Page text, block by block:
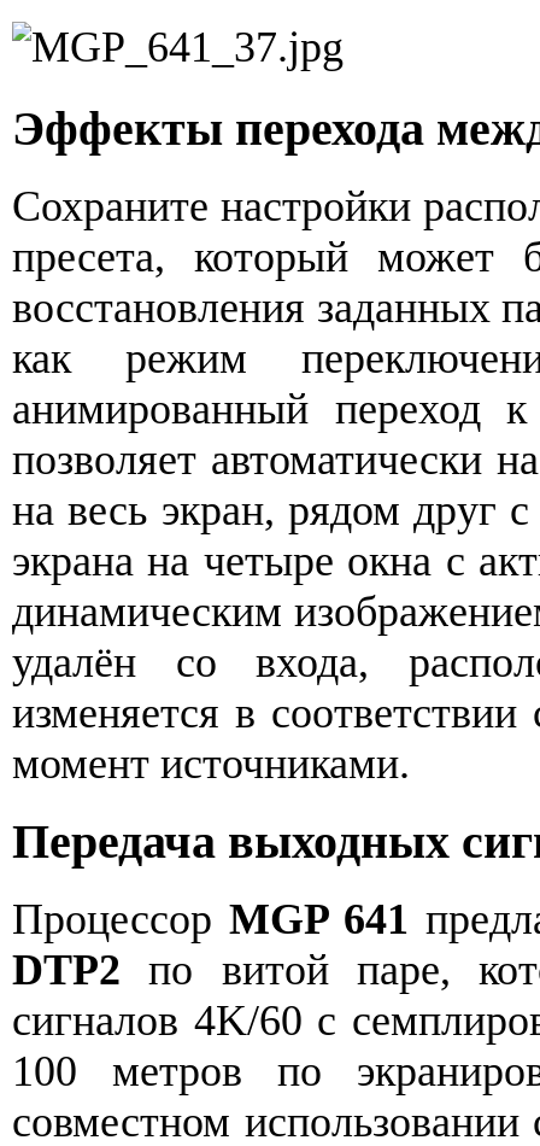
Эффекты перехода
Сохраните настройки
пресета, который
восстановления заданных
как режим
анимированный переход
позволяет автоматически
на весь экран, рядом друг
экрана на четыре окна с
динамическим
удалён со входа,
изменяется в
момент источниками.
Передача выходных
Процессор MGP 641
DTP2 по витой паре,
сигналов 4K/60 с
100 метров по
совместном